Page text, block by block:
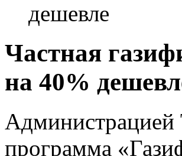
дешевле
Частная
на 40%
Администрацией
программа